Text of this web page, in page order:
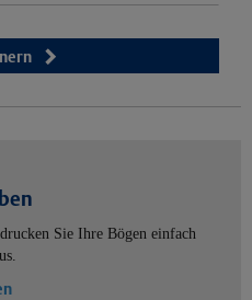
Sie Ihre Bögen einfach